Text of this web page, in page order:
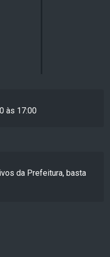
às 17:00
da Prefeitura, basta